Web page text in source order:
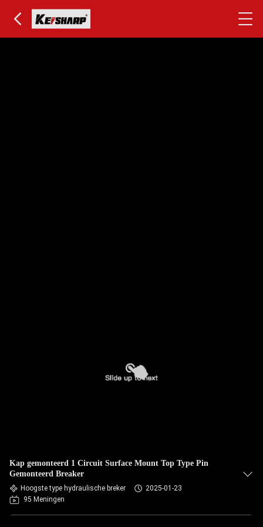
Kap gemonteerd 1 Circuit Surface Mount Top Type Pin
Gemonteerd Breaker
Hoogste type hydraulische breker
2025-01-23
95 Meningen